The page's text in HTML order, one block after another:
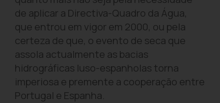
de aplicar a Directiva-Quadro da Água,
que entrou em vigor em 2000, ou pela
certeza de que, o evento de seca que
assola actualmente as bacias
hidrográficas luso-espanholas torna
imperiosa e premente a cooperação entre
Portugal e Espanha.